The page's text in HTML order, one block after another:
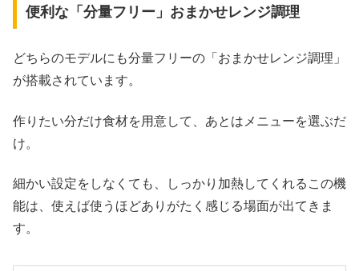
便利な「分量フリー」おまかせレンジ調理
どちらのモデルにも分量フリーの「おまかせレンジ調理」
が搭載されています。
作りたい分だけ食材を用意して、あとはメニューを選ぶだ
け。
細かい設定をしなくても、しっかり加熱してくれるこの機
能は、使えば使うほどありがたく感じる場面が出てきま
す。